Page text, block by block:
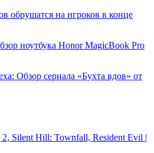
обрушатся на игроков в конце
ноутбука Honor MagicBook Pro
Обзор сериала «Бухта вдов» от
2, Silent Hill: Townfall, Resident Evil |